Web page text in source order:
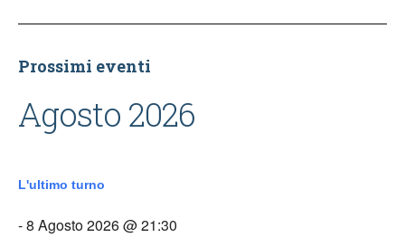
Prossimi eventi
Agosto 2026
L'ultimo turno
- 8 Agosto 2026 @ 21:30